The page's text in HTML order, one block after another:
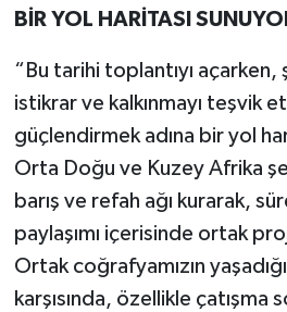
BİR YOL HARİTASI
“Bu tarihi toplantıyı açarken,
istikrar ve kalkınmayı teşvik
güçlendirmek adına bir yol
Orta Doğu ve Kuzey Afrika
barış ve refah ağı kurarak,
paylaşımı içerisinde ortak
Ortak coğrafyamızın
karşısında, özellikle çatışma